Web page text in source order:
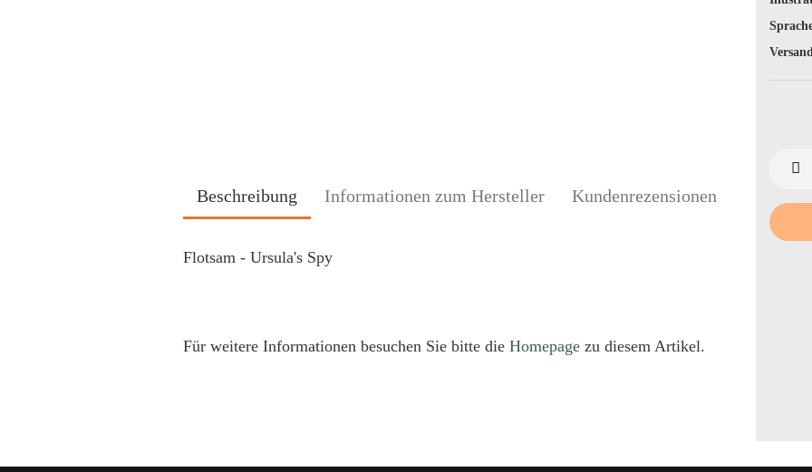
Beschreibung Informationen zum Hersteller Kundenrezensionen
Flotsam - Ursula's Spy
Für weitere Informationen besuchen Sie bitte die Homepage zu diesem Artikel.